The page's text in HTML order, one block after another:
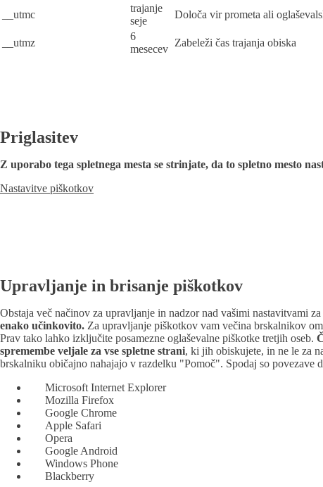
__utmc
trajanje
seje
Določa vir prometa ali
__utmz
6
mesecev
Zabeleži čas trajanja obiska
Priglasitev
Z uporabo tega spletnega mesta se strinjate, da to spletno mesto
Nastavitve piškotkov
Upravljanje in brisanje piškotkov
Obstaja več načinov za upravljanje in nadzor nad vašimi nastavitvami
enako učinkovito. Za upravljanje piškotkov vam večina brskalnikov
Prav tako lahko izključite posamezne oglaševalne piškotke tretjih oseb.
spremembe veljale za vse spletne strani, ki jih obiskujete, in ne le za
brskalniku običajno nahajajo v razdelku "Pomoč". Spodaj so
Microsoft Internet Explorer
Mozilla Firefox
Google Chrome
Apple Safari
Opera
Google Android
Windows Phone
Blackberry